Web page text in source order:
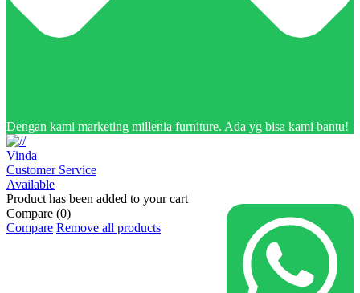
Dengan kami marketing millenia furniture. Ada yg bisa kami bantu!
Vinda
Customer Service
Available
Product has been added to your cart
Compare (0)
Compare Remove all products